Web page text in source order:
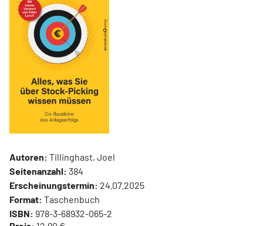
Autoren: Tillinghast, Joel
Seitenanzahl: 384
Erscheinungstermin: 24.07.2025
Format: Taschenbuch
ISBN: 978-3-68932-065-2